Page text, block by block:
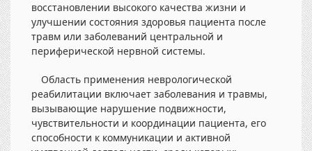
восстановлении высокого качества жизни и
улучшении состояния здоровья пациента после
травм или заболеваний центральной и
периферической нервной системы.
Область применения неврологической
реабилитации включает заболевания и травмы,
вызывающие нарушение подвижности,
чувствительности и координации пациента, его
способности к коммуникации и активной